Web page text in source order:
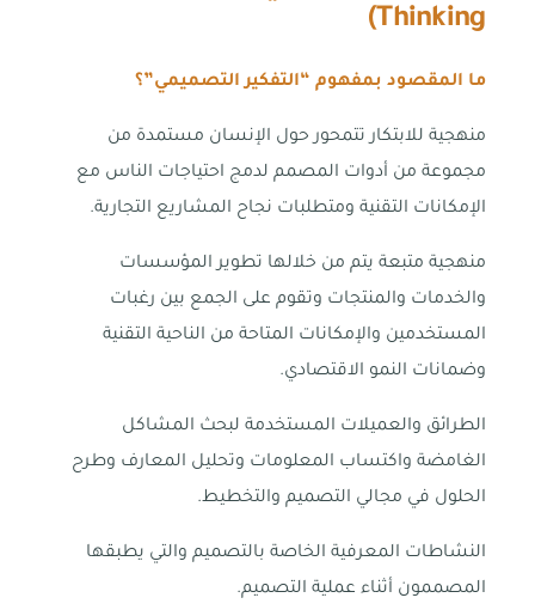
Thinking
)
ما المقصود بمفهوم “التفكير التصميمي”؟
منهجية للابتكار تتمحور حول الإنسان مستمدة من
مجموعة من أدوات المصمم لدمج احتياجات الناس مع
الإمكانات التقنية ومتطلبات نجاح المشاريع التجارية.
منهجية متبعة يتم من خلالها تطوير المؤسسات
والخدمات والمنتجات وتقوم على الجمع بين رغبات
المستخدمين والإمكانات المتاحة من الناحية التقنية
وضمانات النمو الاقتصادي.
الطرائق والعميلات المستخدمة لبحث المشاكل
الغامضة واكتساب المعلومات وتحليل المعارف وطرح
الحلول في مجالي التصميم والتخطيط.
النشاطات المعرفية الخاصة بالتصميم والتي يطبقها
المصممون أثناء عملية التصميم.